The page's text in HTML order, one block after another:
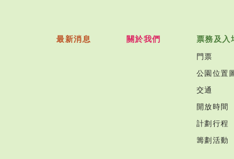
最新消息 關於我們 票務及入
門票
公園位置
交通
開放時間
計劃行程
籌劃活動